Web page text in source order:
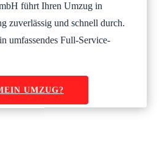
führt Ihren Umzug in
zuverlässig und schnell durch.
umfassendes Full-Service-
UMZUG?